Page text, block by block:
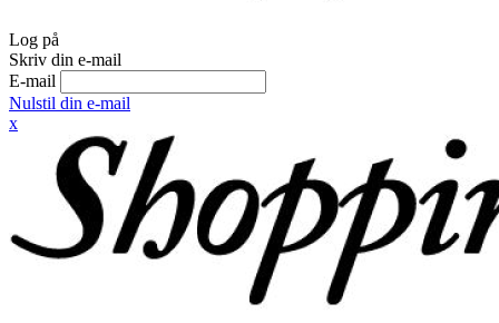
Log på
Skriv din e-mail
E-mail
Nulstil din e-mail
x